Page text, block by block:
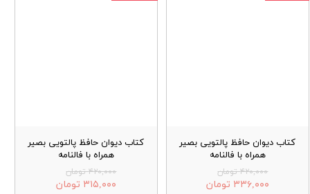
کتاب دیوان حافظ پالتویی بصیر
همراه با فالنامه
۴۲۰,۰۰۰ تومان
۳۳۶,۰۰۰ تومان
کتاب دیوان حافظ پالتویی بصیر
همراه با فالنامه
۴۲۰,۰۰۰ تومان
۳۱۵,۰۰۰ تومان